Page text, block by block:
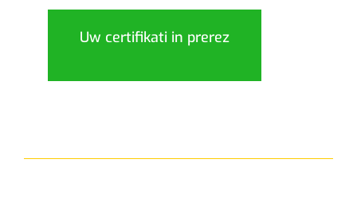
Uw certifikati in prerez